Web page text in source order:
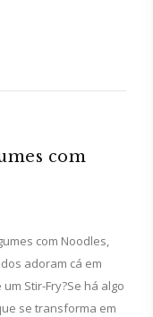
com
com Noodles,
adoram cá em
Stir-Fry?Se há algo
se transforma em